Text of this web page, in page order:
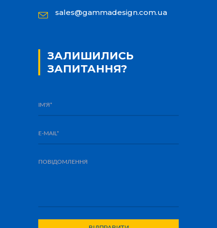
sales@gammadesign.com.ua
ЗАЛИШИЛИСЬ
ЗАПИТАННЯ?